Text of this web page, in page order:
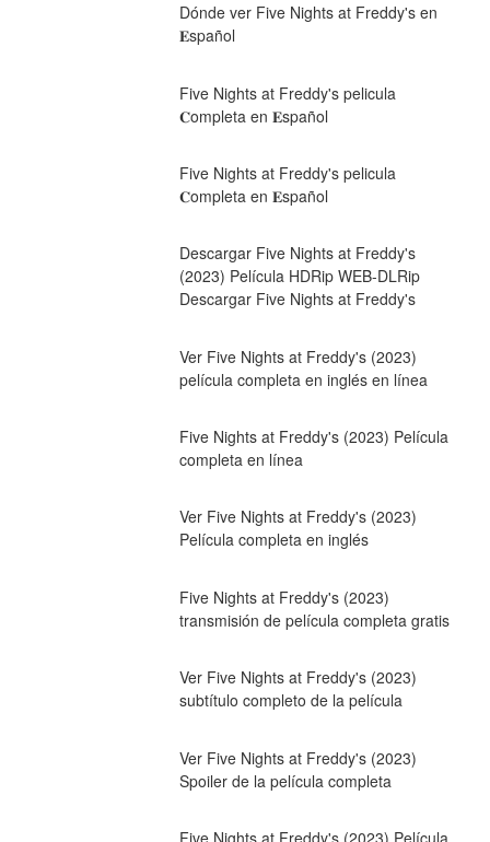
Dónde ver Five Nights at Freddy's en
𝐄spañol
Five Nights at Freddy's pelicula
𝐂ompleta en 𝐄spañol
Five Nights at Freddy's pelicula
𝐂ompleta en 𝐄spañol
Descargar Five Nights at Freddy's
(2023) Película HDRip WEB-DLRip
Descargar Five Nights at Freddy's
Ver Five Nights at Freddy's (2023)
película completa en inglés en línea
Five Nights at Freddy's (2023) Película
completa en línea
Ver Five Nights at Freddy's (2023)
Película completa en inglés
Five Nights at Freddy's (2023)
transmisión de película completa gratis
Ver Five Nights at Freddy's (2023)
subtítulo completo de la película
Ver Five Nights at Freddy's (2023)
Spoiler de la película completa